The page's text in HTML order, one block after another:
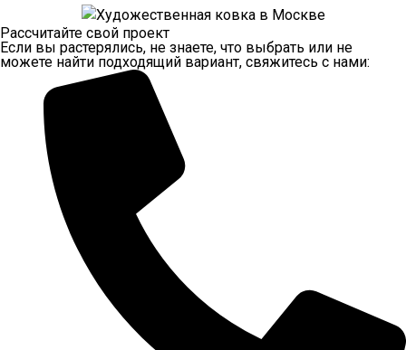
Рассчитайте свой проект
Если вы растерялись, не знаете, что выбрать или не
можете найти подходящий вариант, свяжитесь с нами: